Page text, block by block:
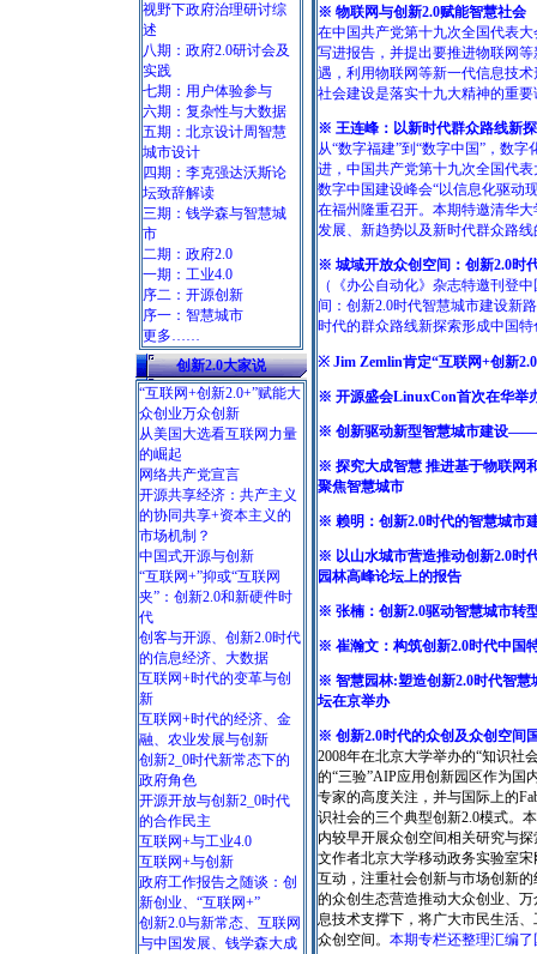
视野下政府治理研讨综
述
八期：政府2.0研讨会及
实践
七期：用户体验参与
六期：复杂性与大数据
五期：北京设计周智慧
城市设计
四期：李克强达沃斯论
坛致辞解读
三期：钱学森与智慧城
市
二期：政府2.0
一期：工业4.0
序二：开源创新
序一：智慧城市
更多……
创新2.0大家说
“互联网+创新2.0+”赋能大
众创业万众创新
从美国大选看互联网力量
的崛起
网络共产党宣言
开源共享经济：共产主义
的协同共享+资本主义的
市场机制？
中国式开源与创新
“互联网+”抑或“互联网
夹”：创新2.0和新硬件时
代
创客与开源、创新2.0时代
的信息经济、大数据
互联网+时代的变革与创
新
互联网+时代的经济、金
融、农业发展与创新
创新2_0时代新常态下的
政府角色
开源开放与创新2_0时代
的合作民主
互联网+与工业4.0
互联网+与创新
政府工作报告之随谈：创
新创业、“互联网+”
创新2.0与新常态、互联网
与中国发展、钱学森大成
※ 物联网与创新2.0赋能智慧社会
在中国共产党第十九次全国代表
写进报告，并提出要推进物联网
遇，利用物联网等新一代信息技
社会建设是落实十九大精神的重要
※ 王连峰：以新时代群众路线新
从“数字福建”到“数字中国”，数
进，中国共产党第十九次全国代
数字中国建设峰会“以信息化驱动
在福州隆重召开。本期特邀清华
发展、新趋势以及新时代群众路
※ 城域开放众创空间：创新2.0时
（《办公自动化》杂志特邀刊登
间：创新2.0时代智慧城市建设新
时代的群众路线新探索形成中国
※ Jim Zemlin肯定“互联网+创新
※ 开源盛会LinuxCon首次在华举
※ 创新驱动新型智慧城市建设——
※ 探究大成智慧 推进基于物联网
聚焦智慧城市
※ 赖明：创新2.0时代的智慧城
※ 以山水城市营造推动创新2.0时
园林高峰论坛上的报告
※ 张楠：创新2.0驱动智慧城市转
※ 崔瀚文：构筑创新2.0时代中国
※ 智慧园林:塑造创新2.0时代智
坛在京举办
※ 创新2.0时代的众创及众创空间
2008年在北京大学举办的“知识社
的“三验”AIP应用创新园区作为国
专家的高度关注，并与国际上的
识社会的三个典型创新2.0模式。
内较早开展众创空间相关研究与
文作者北京大学移动政务实验室
互动，注重社会创新与市场创新
的众创生态营造推动大众创业、
息技术支撑下，将广大市民生活
众创空间。 本期专栏还整理汇编